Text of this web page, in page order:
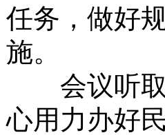
任务，做好
施。
会议听取
心用力办好